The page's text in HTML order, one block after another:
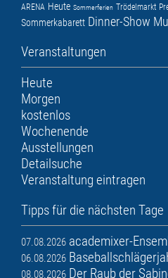
ARENA Heute Sommerferien Trödelmarkt
Sommerkabarett Dinner-Show
Veranstaltungen
Heute
Morgen
kostenlos
Wochenende
Ausstellungen
Detailsuche
Veranstaltung eintragen
Tipps für die nächsten Tage
07.08.2026 academixer-
06.08.2026
08.08.2026 Der Raub der